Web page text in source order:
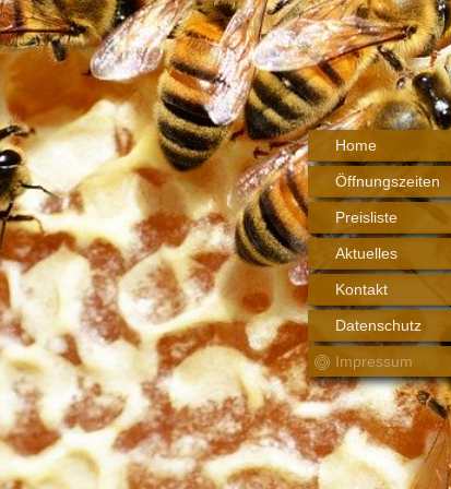
Home
Öffnungszeiten
Preisliste
Aktuelles
Kontakt
Datenschutz
Impressum